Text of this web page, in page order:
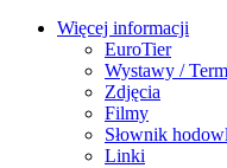
Więcej informacji
EuroTier
Wystawy /
Zdjęcia
Filmy
Słownik
Linki